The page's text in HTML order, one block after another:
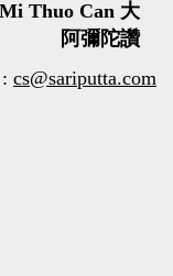
Thuo Can 大
阿彌陀讚
cs@sariputta.com